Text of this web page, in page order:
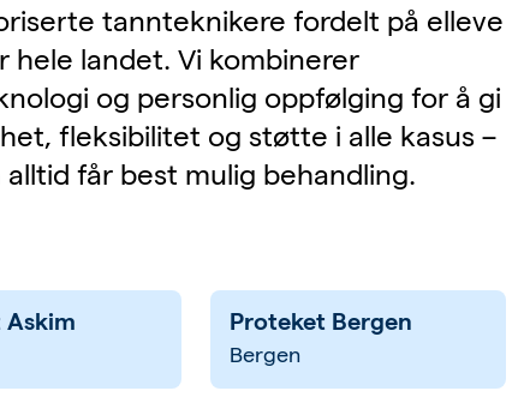
tannteknikere fordelt på elleve
hele landet. Vi kombinerer
og personlig oppfølging for å gi
fleksibilitet og støtte i alle kasus –
får best mulig behandling.
Askim Proteket Bergen
Bergen